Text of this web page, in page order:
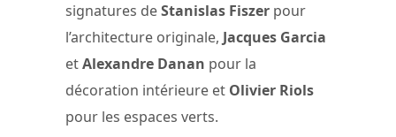
signatures deStanislas Fiszer pour
l’architecture originale, Jacques Garcia
etAlexandre Danan pour la
décoration intérieure et Olivier Riols
pour les espaces verts.